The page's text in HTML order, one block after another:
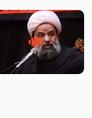
سلام جوانی که امام حسین علیه
السلام خودش جوابش را دادند